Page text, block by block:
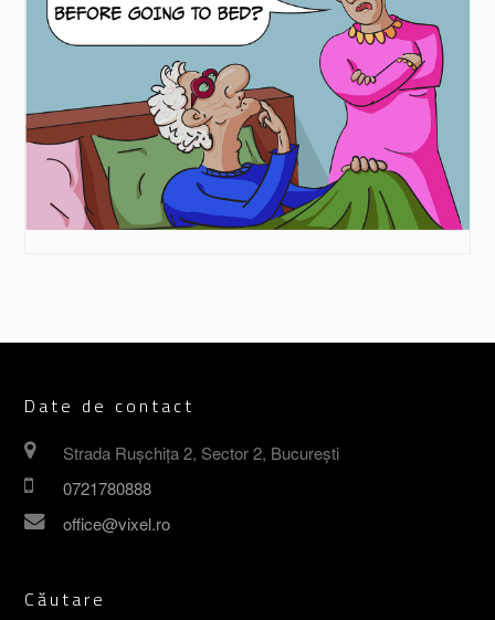
Date de contact
Strada Rușchița 2, Sector 2, București
0721780888
office@vixel.ro
Căutare